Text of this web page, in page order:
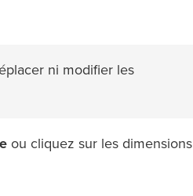
ni modifier les
ou cliquez sur les dimensions